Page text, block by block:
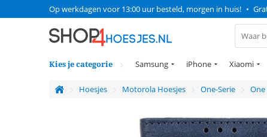
Op werkdagen voor 13:00 uur besteld, morgen in huis! •
Kies je categorie Samsung iPhone Xiaomi
Hoesjes Motorola Hoesjes One-Serie One